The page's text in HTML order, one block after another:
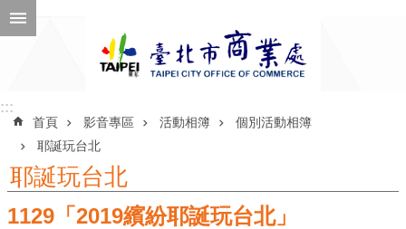
跳到主要內容區塊
公
告
::::::
首頁 影音專區 活動相簿
個別活動相簿
耶誕玩台北
耶誕玩台北
1129「2019繽紛耶誕玩台北」